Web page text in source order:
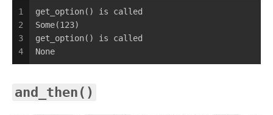
1
2
3
4
get_option() is called
Some(123)
get_option() is called
None
and_then()